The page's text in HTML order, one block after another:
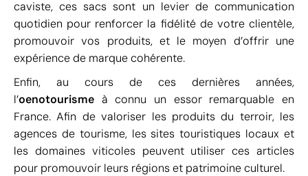
caviste, ces sacs sont un levier de communication
quotidien pour renforcer la fidélité de votre clientèle,
promouvoir vos produits, et le moyen d’offrir une
expérience de marque cohérente.
Enfin, au cours de ces dernières années,
l’oenotourisme à connu un essor remarquable en
France. Afin de valoriser les produits du terroir, les
agences de tourisme, les sites touristiques locaux et
les domaines viticoles peuvent utiliser ces articles
pour promouvoir leurs régions et patrimoine culturel.